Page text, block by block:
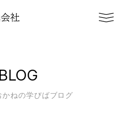
BLOG
かねの学びばブログ